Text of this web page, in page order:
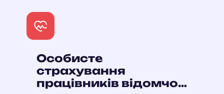
Особисте
страхування
працівників відомчої